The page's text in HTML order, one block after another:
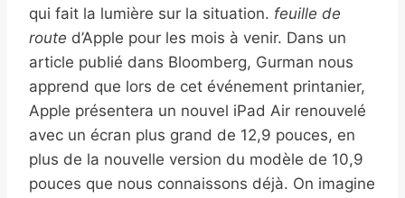
qui fait la lumière sur la situation. feuille de
route d’Apple pour les mois à venir. Dans un
article publié dans Bloomberg, Gurman nous
apprend que lors de cet événement printanier,
Apple présentera un nouvel iPad Air renouvelé
avec un écran plus grand de 12,9 pouces, en
plus de la nouvelle version du modèle de 10,9
pouces que nous connaissons déjà. On imagine